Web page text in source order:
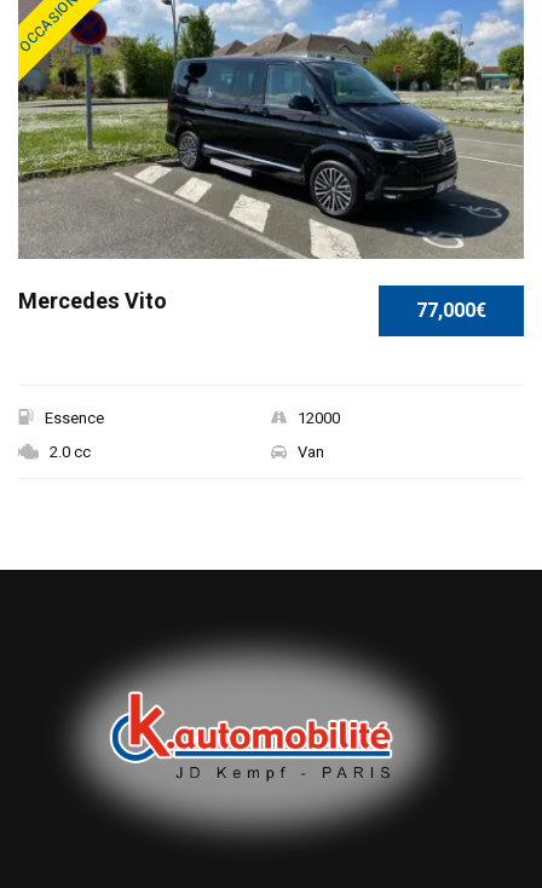
-
77,000€
Mercedes Vito
Essence
12000
2.0 cc
Van